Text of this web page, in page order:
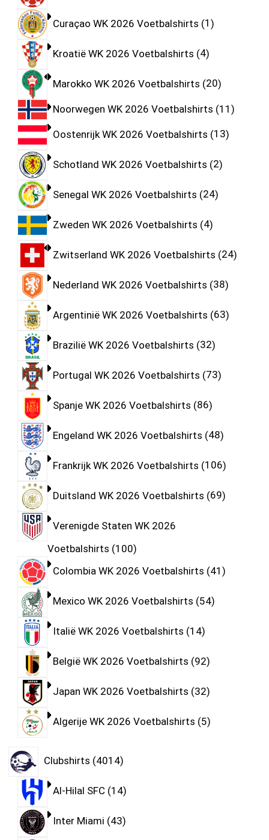
Curaçao WK 2026 Voetbalshirts 1
Kroatië WK 2026 Voetbalshirts 4
Marokko WK 2026 Voetbalshirts 20
Noorwegen WK 2026 Voetbalshirts 11
Oostenrijk WK 2026 Voetbalshirts 13
Schotland WK 2026 Voetbalshirts 2
Senegal WK 2026 Voetbalshirts 24
Zweden WK 2026 Voetbalshirts 4
Zwitserland WK 2026 Voetbalshirts 24
Nederland WK 2026 Voetbalshirts 38
Argentinië WK 2026 Voetbalshirts 63
Brazilië WK 2026 Voetbalshirts 32
Portugal WK 2026 Voetbalshirts 73
Spanje WK 2026 Voetbalshirts 86
Engeland WK 2026 Voetbalshirts 48
Frankrijk WK 2026 Voetbalshirts 106
Duitsland WK 2026 Voetbalshirts 69
Verenigde Staten WK 2026
Voetbalshirts 100
Colombia WK 2026 Voetbalshirts 41
Mexico WK 2026 Voetbalshirts 54
Italië WK 2026 Voetbalshirts 14
België WK 2026 Voetbalshirts 92
Japan WK 2026 Voetbalshirts 32
Algerije WK 2026 Voetbalshirts 5
Clubshirts 4014
Al-Hilal SFC 14
Inter Miami 43